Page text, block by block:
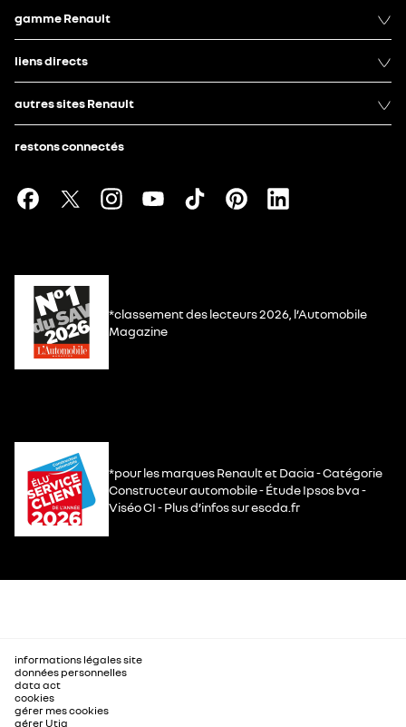
gamme Renault
liens directs
autres sites Renault
restons connectés
*classement des lecteurs 2026, l’Automobile
Magazine
*pour les marques Renault et Dacia - Catégorie
Constructeur automobile - Étude Ipsos bva -
Viséo CI - Plus d’infos sur escda.fr
informations légales site
données personnelles
data act
cookies
gérer mes cookies
gérer Utiq